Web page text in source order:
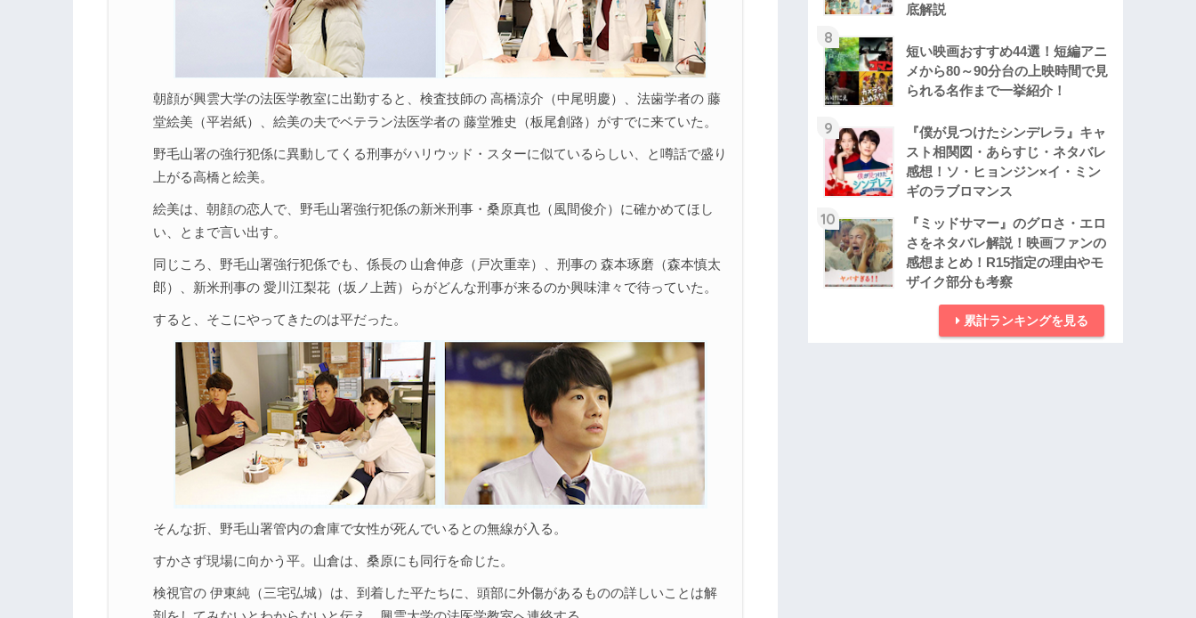
朝顔が興雲大学の法医学教室に出勤すると、検査技師の 高橋涼介（中尾明慶）、法歯学者の 藤
堂絵美（平岩紙）、絵美の夫でベテラン法医学者の 藤堂雅史（板尾創路）がすでに来ていた。
野毛山署の強行犯係に異動してくる刑事がハリウッド・スターに似ているらしい、と噂話で盛り
上がる高橋と絵美。
絵美は、朝顔の恋人で、野毛山署強行犯係の新米刑事・桑原真也（風間俊介）に確かめてほし
い、とまで言い出す。
同じころ、野毛山署強行犯係でも、係長の 山倉伸彦（戸次重幸）、刑事の 森本琢磨（森本慎太
郎）、新米刑事の 愛川江梨花（坂ノ上茜）らがどんな刑事が来るのか興味津々で待っていた。
すると、そこにやってきたのは平だった。
そんな折、野毛山署管内の倉庫で女性が死んでいるとの無線が入る。
すかさず現場に向かう平。山倉は、桑原にも同行を命じた。
検視官の 伊東純（三宅弘城）は、到着した平たちに、頭部に外傷があるものの詳しいことは解
底解説
8
短い映画おすすめ44選！短編アニ
メから80～90分台の上映時間で見
られる名作まで一挙紹介！
9
『僕が見つけたシンデレラ』キャ
スト相関図・あらすじ・ネタバレ
感想！ソ・ヒョンジン×イ・ミン
ギのラブロマンス
10
『ミッドサマー』のグロさ・エロ
さをネタバレ解説！映画ファンの
感想まとめ！R15指定の理由やモ
ザイク部分も考察
累計ランキングを見る